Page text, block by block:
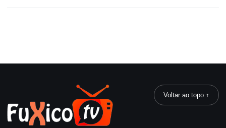
Voltar ao topo ↑